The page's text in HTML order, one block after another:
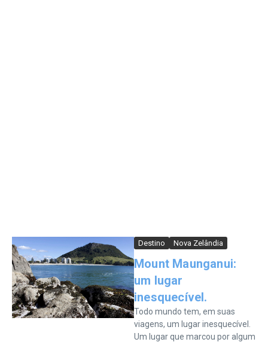
Destino Nova Zelândia
Mount Maunganui:
um lugar
inesquecível.
Todo mundo tem, em suas
viagens, um lugar inesquecível.
Um lugar que marcou por algum